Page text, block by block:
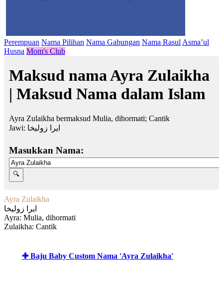
Perempuan Nama Pilihan Nama Gabungan Nama Rasul Asma’ul
Husna Mom's Club
Maksud nama Ayra Zulaikha
| Maksud Nama dalam Islam
Ayra Zulaikha bermaksud Mulia, dihormati; Cantik
Jawi: ایرا زوليخا
Masukkan Nama:
Ayra Zulaikha
ایرا زوليخا
Ayra: Mulia, dihormati
Zulaikha: Cantik
✚ Baju Baby Custom Nama 'Ayra Zulaikha'